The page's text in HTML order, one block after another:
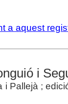
a aquest
i
i Pallejà ;